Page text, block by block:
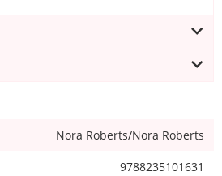
Nora Roberts/Nora Roberts
9788235101631